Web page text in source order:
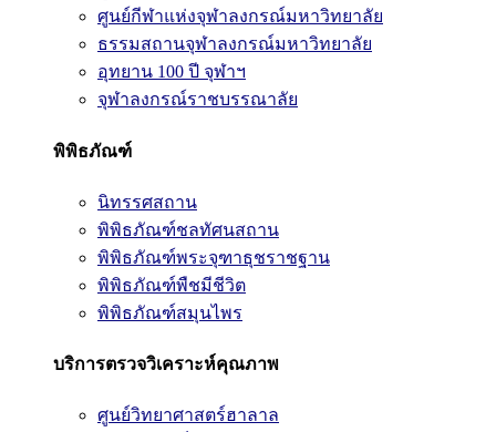
ศูนย์กีฬาแห่งจุฬาลงกรณ์มหาวิทยาลัย
ธรรมสถานจุฬาลงกรณ์มหาวิทยาลัย
อุทยาน 100 ปี จุฬาฯ
จุฬาลงกรณ์ราชบรรณาลัย
พิพิธภัณฑ์
นิทรรศสถาน
พิพิธภัณฑ์ชลทัศนสถาน
พิพิธภัณฑ์พระจุฑาธุชราชฐาน
พิพิธภัณฑ์พืชมีชีวิต
พิพิธภัณฑ์สมุนไพร
บริการตรวจวิเคราะห์คุณภาพ
ศูนย์วิทยาศาสตร์ฮาลาล